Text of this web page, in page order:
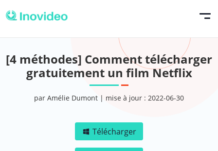
[4 méthodes] Comment télécharger
gratuitement un film Netflix
par Amélie Dumont | mise à jour : 2022-06-30
Télécharger